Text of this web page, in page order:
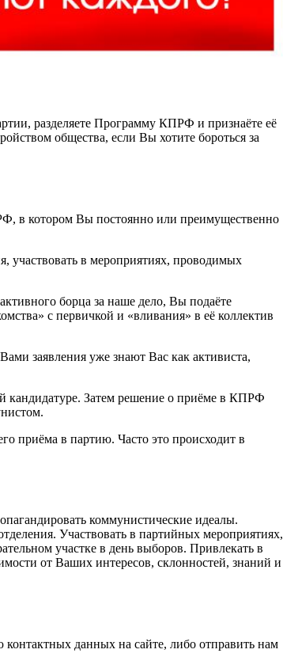
разделяете Программу КПРФ и признаёте её
общества, если Вы хотите бороться за
в котором Вы постоянно или преимущественно
участвовать в мероприятиях, проводимых
борца за наше дело, Вы подаёте
с первичкой и «вливания» в её коллектив
заявления уже знают Вас как активиста,
кандидатуре. Затем решение о приёме в КПРФ
приёма в партию. Часто это происходит в
коммунистические идеалы.
Участвовать в партийных мероприятиях,
участке в день выборов. Привлекать в
от Ваших интересов, склонностей, знаний и
данных на сайте, либо отправить нам